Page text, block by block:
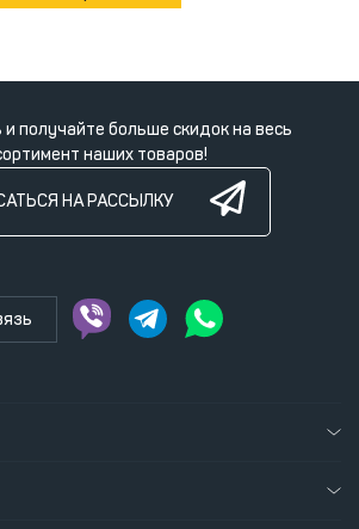
получайте больше скидок на весь
наших товаров!
НА РАССЫЛКУ